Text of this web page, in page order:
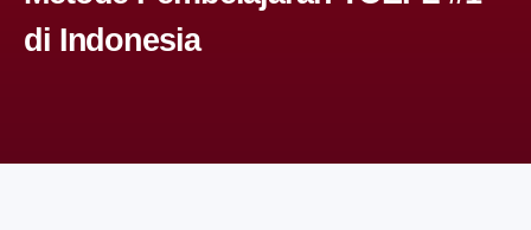
di Indonesia